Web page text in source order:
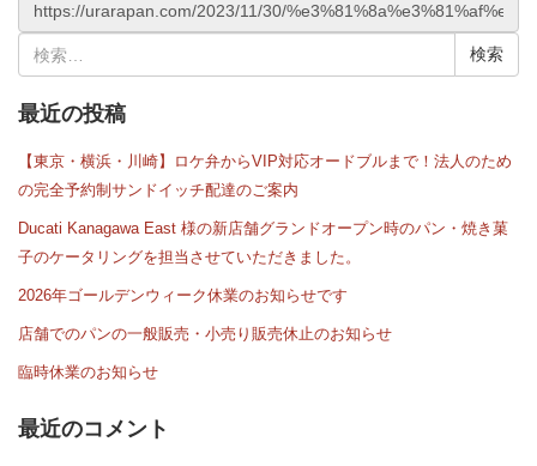
索:
最近の投稿
【東京・横浜・川崎】ロケ弁からVIP対応オードブルまで！法人のため
の完全予約制サンドイッチ配達のご案内
Ducati Kanagawa East 様の新店舗グランドオープン時のパン・焼き菓
子のケータリングを担当させていただきました。
2026年ゴールデンウィーク休業のお知らせです
店舗でのパンの一般販売・小売り販売休止のお知らせ
臨時休業のお知らせ
最近のコメント